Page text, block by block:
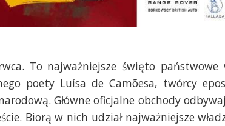
To najważniejsze święto państwowe
poety Luísa de Camõesa, twórcy
Główne oficjalne obchody
Biorą w nich udział najważniejsze